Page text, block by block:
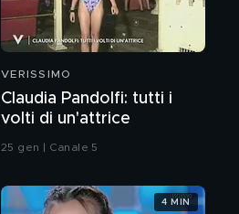
VERISSIMO
Claudia Pandolfi: tutti i
volti di un'attrice
25 gen | Canale 5
4 MIN